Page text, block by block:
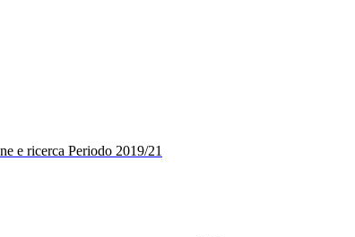
e ricerca Periodo 2019/21